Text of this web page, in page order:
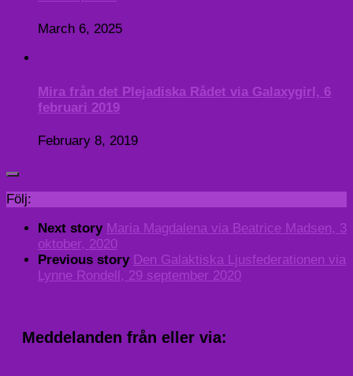
March 6, 2025
Mira från det Plejadiska Rådet via Galaxygirl, 6
februari 2019
February 8, 2019
Följ:
Next story Maria Magdalena via Beatrice Madsen, 3
oktober, 2020
Previous story Den Galaktiska Ljusfederationen via
Lynne Rondell, 29 september 2020
Meddelanden från eller via: